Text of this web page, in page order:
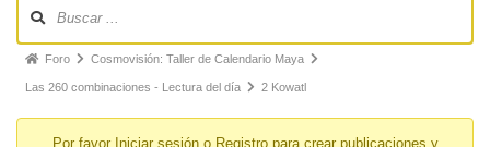
Foro Cosmovisión: Taller de Calendario Maya
Las 260 combinaciones - Lectura del día 2 Kowatl
Por favor Iniciar sesióno Registropara crear publicaciones y